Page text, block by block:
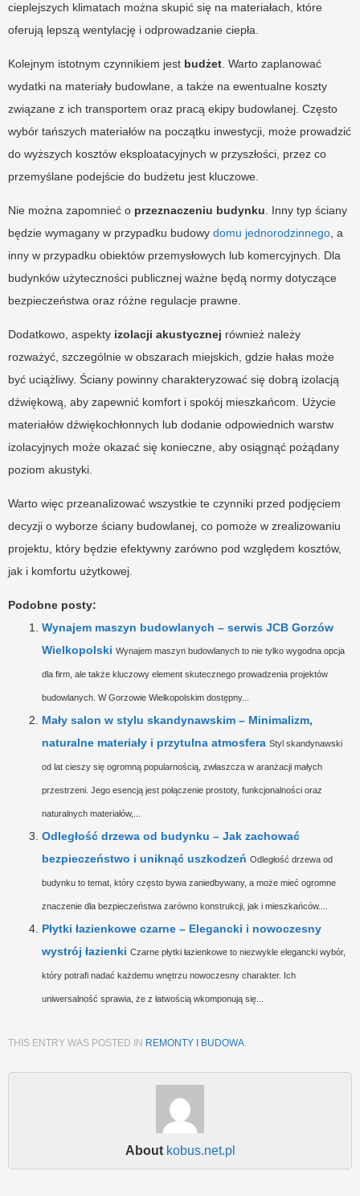
cieplejszych klimatach można skupić się na materiałach, które
oferują lepszą wentylację i odprowadzanie ciepła.
Kolejnym istotnym czynnikiem jest budżet. Warto zaplanować
wydatki na materiały budowlane, a także na ewentualne koszty
związane z ich transportem oraz pracą ekipy budowlanej. Często
wybór tańszych materiałów na początku inwestycji, może prowadzić
do wyższych kosztów eksploatacyjnych w przyszłości, przez co
przemyślane podejście do budżetu jest kluczowe.
Nie można zapomnieć o przeznaczeniu budynku. Inny typ ściany
będzie wymagany w przypadku budowy domu jednorodzinnego, a
inny w przypadku obiektów przemysłowych lub komercyjnych. Dla
budynków użyteczności publicznej ważne będą normy dotyczące
bezpieczeństwa oraz różne regulacje prawne.
Dodatkowo, aspekty izolacji akustycznej również należy
rozważyć, szczególnie w obszarach miejskich, gdzie hałas może
być uciążliwy. Ściany powinny charakteryzować się dobrą izolacją
dźwiękową, aby zapewnić komfort i spokój mieszkańcom. Użycie
materiałów dźwiękochłonnych lub dodanie odpowiednich warstw
izolacyjnych może okazać się konieczne, aby osiągnąć pożądany
poziom akustyki.
Warto więc przeanalizować wszystkie te czynniki przed podjęciem
decyzji o wyborze ściany budowlanej, co pomoże w zrealizowaniu
projektu, który będzie efektywny zarówno pod względem kosztów,
jak i komfortu użytkowej.
Podobne posty:
Wynajem maszyn budowlanych – serwis JCB Gorzów
Wielkopolski Wynajem maszyn budowlanych to nie tylko wygodna opcja
dla firm, ale także kluczowy element skutecznego prowadzenia projektów
budowlanych. W Gorzowie Wielkopolskim dostępny...
Mały salon w stylu skandynawskim – Minimalizm,
naturalne materiały i przytulna atmosfera Styl skandynawski
od lat cieszy się ogromną popularnością, zwłaszcza w aranżacji małych
przestrzeni. Jego esencją jest połączenie prostoty, funkcjonalności oraz
naturalnych materiałów,...
Odległość drzewa od budynku – Jak zachować
bezpieczeństwo i uniknąć uszkodzeń Odległość drzewa od
budynku to temat, który często bywa zaniedbywany, a może mieć ogromne
znaczenie dla bezpieczeństwa zarówno konstrukcji, jak i mieszkańców....
Płytki łazienkowe czarne – Elegancki i nowoczesny
wystrój łazienki Czarne płytki łazienkowe to niezwykle elegancki wybór,
który potrafi nadać każdemu wnętrzu nowoczesny charakter. Ich
uniwersalność sprawia, że z łatwością wkomponują się...
THIS ENTRY WAS POSTED IN REMONTY I BUDOWA.
About kobus.net.pl